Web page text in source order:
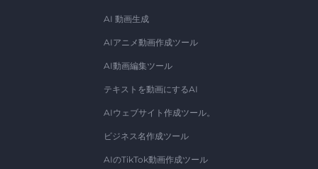
AI 動画生成
AIアニメ動画作成ツール
AI動画編集ツール
テキストを動画にするAI
AIウェブサイト作成ツール。
ビジネス名作成ツール
AIのTikTok動画作成ツール